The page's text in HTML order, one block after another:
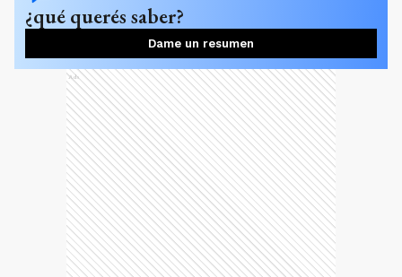
¿qué querés saber?
Dame un resumen
Ads